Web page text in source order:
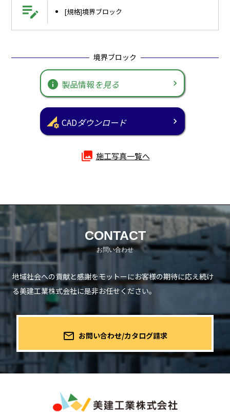
edit_note [規格]境界ブロック
境界ブロック
info 製品情報を見る
perm_data_setting CADダウンロード
photo_library 施工写真一覧へ
CONTACT
地域社会への貢献と感謝をモットーにお客様の期待に応え続け
る美建工業株式会社に是非お任せください。
mail_outline お問い合わせ/カタログ請求